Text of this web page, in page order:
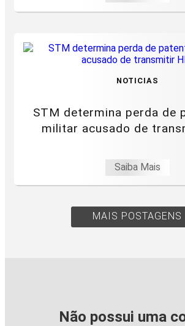
NOTICIAS
STM determina perda de
militar acusado de
Saiba Mais
MAIS POSTAGENS
Não possui uma